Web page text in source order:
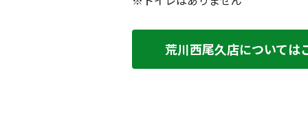
荒川西尾久店については